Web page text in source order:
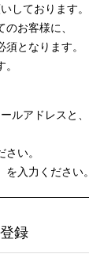
しております。
お客様に、
須となります。
ルアドレスと、
い。
を入力ください。
録